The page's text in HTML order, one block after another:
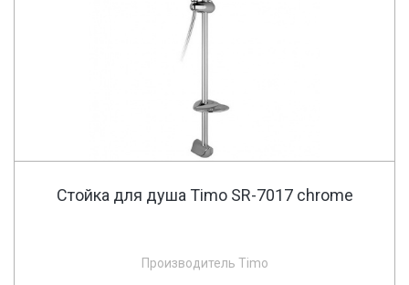
Стойка для душа Timo SR-7017 chrome
Производитель Timo